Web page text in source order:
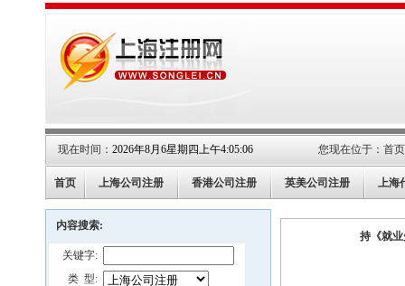
现在时间： 2026年8月6星期四上午4:05:07 您现在位于： 首页
首页 上海公司注册 香港公司注册 英美公司注册 上海
内容搜索:
关键字:
类 型:
持《就